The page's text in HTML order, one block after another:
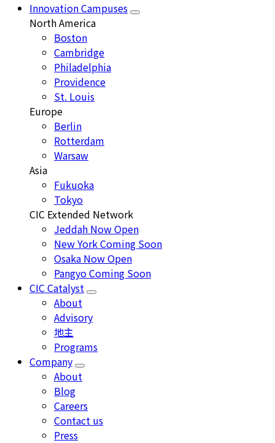
Innovation Campuses
Toggle
North America
Boston
Cambridge
Philadelphia
Providence
St. Louis
Europe
Berlin
Rotterdam
Warsaw
Asia
Fukuoka
Tokyo
CIC Extended Network
Jeddah Now Open
New YorkComing Soon
Osaka Now Open
PangyoComing Soon
CIC Catalyst
Toggle
Catalyst
About
Advisory
地主
Programs
Company
Toggle
Company
About
Blog
Careers
Contact us
Press